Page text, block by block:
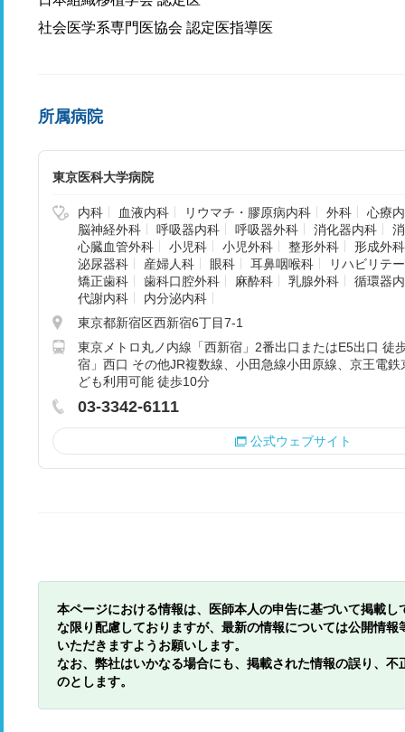
社会医学系専門医協会 認定医指導医
所属病院
東京医科大学病院
内科 血液内科 リウマチ・膠原病内科 外科
心療
脳神経外科
呼吸器内科 呼吸器外科 消化器内科
心臓血管外科
小児科 小児外科 整形外科
形成外科
泌尿器科
産婦人科 眼科 耳鼻咽喉科
リハビリテ
矯正歯科
歯科口腔外科 麻酔科 乳腺外科
循環器
代謝内科
内分泌内科
東京都新宿区西新宿6丁目7-1
東京メトロ丸ノ内線「西新宿」2番出口またはE5出口 徒
宿」西口 その他JR複数線、小田急線小田原線、京王電
ども利用可能 徒歩10分
03-3342-6111
公式ウェブサイト
本ページにおける情報は、医師本人の申告に基づいて掲載
な限り配慮しておりますが、最新の情報については公開情
いただきますようお願いします。
なお、弊社はいかなる場合にも、掲載された情報の誤り、
のとします。